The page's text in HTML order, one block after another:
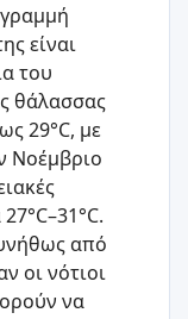
είναι
του
θάλασσας
29°C, με
Νοέμβριο
από
οι νότιοι
να